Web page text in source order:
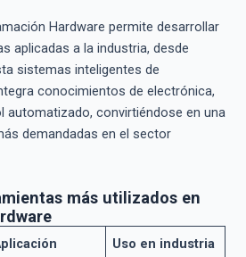
Hardware permite desarrollar
aplicadas a la industria, desde
sistemas inteligentes de
conocimientos de electrónica,
automatizado, convirtiéndose en una
demandadas en el sector
más utilizados en
Uso en industria